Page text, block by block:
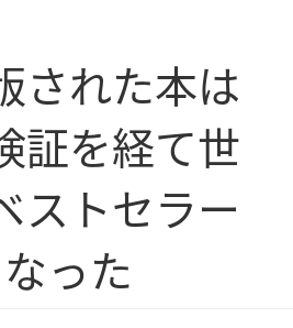
された本は
証を経て世
ストセラー
なった